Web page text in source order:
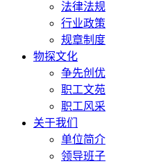
法律法规
行业政策
规章制度
物探文化
争先创优
职工文苑
职工风采
关于我们
单位简介
领导班子